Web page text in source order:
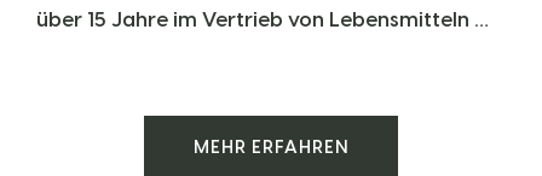
über 15 Jahre im Vertrieb von Lebensmitteln …
MEHR ERFAHREN